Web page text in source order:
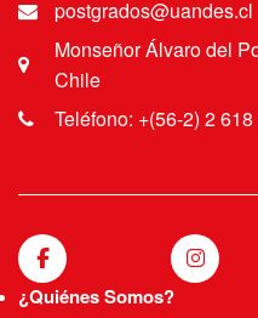
postgrados@uandes.cl
Monseñor Álvaro del
Chile
Teléfono: +(56-2) 2
¿Quiénes Somos?